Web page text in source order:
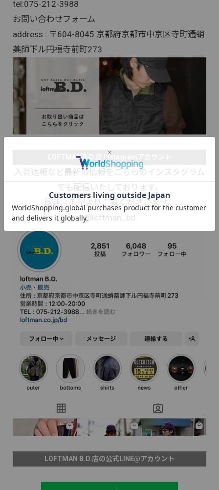
tel:075-212-3988
お問い合わせフォーム
address : 〒604-8045 京都府京都市中京区寺町通蛸
薬師下ル円福寺前町273
LOFTMAN B.D.店 Instagramアカウント
入荷速報など最新の情報をこちらのインスタグラム
でも配信いたしております。
是非、下記よりご覧くださいませ。
@loftman_bd
LOFTMAN B.D.店の公式LINE@アカウント